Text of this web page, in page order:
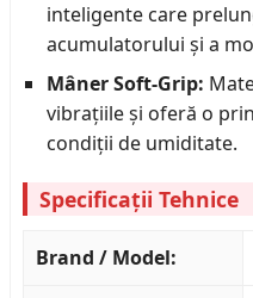
inteligente care
acumulatorului și a
Mâner Soft-Grip:
vibrațiile și oferă o
condiții de umiditate.
Specificații Tehnice
Brand / Model: